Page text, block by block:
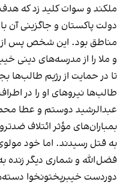
ملکند و سوات کلید زد که
دولت پاکستان و جاگزینی آن
‌و ملا را از مدرسه‌‌های دینی
تا در حمایت از رژیم طالب‌ها
طالب‌ها نیروهای او را در
عبدالرشید دوستم و‌ عطا محمد
بمباران‌های مؤثر ائتلاف
به قتل رسیدند. اما خود
فضل‌الله و شماری دیگر زنده
دوردست خیبرپختونخوا